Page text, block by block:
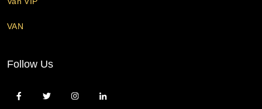
VAN
Follow Us